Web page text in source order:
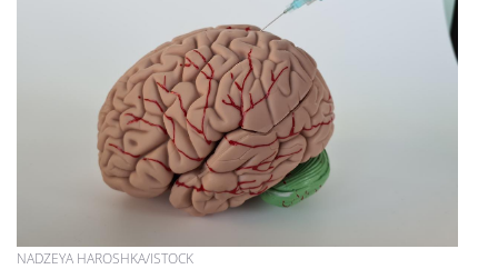
NADZEYA HAROSHKA/ISTOCK